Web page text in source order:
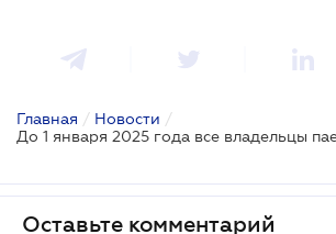
Главная / Новости /
Оставьте комментарий